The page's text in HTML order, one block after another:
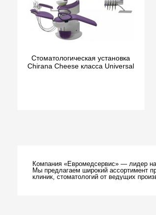
Стоматологическая установка
Chirana Cheese класса Universal
Компания «Евромедсервис» — лидер
Мы предлагаем широкий ассортимент
клиник, стоматологий от ведущих